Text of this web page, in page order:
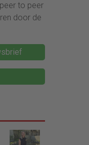
to peer
door de